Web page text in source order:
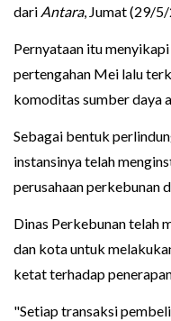
dari Antara, Jumat (29/
Pernyataan itu menyikapi
pertengahan Mei lalu
komoditas sumber daya
Sebagai bentuk
instansinya telah
perusahaan perkebunan
Dinas Perkebunan telah
dan kota untuk
ketat terhadap
"Setiap transaksi